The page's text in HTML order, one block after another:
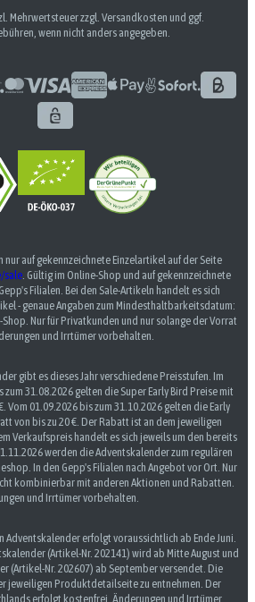
Mehrwertsteuer zzgl. Versandkosten und ggf.
wenn nicht anders angegeben.
nur auf gekennzeichnete Einzelartikel auf der Seite
sale . Gültig im Online-Shop und auf gekennzeichnete
Filialen. Bei den Sale-Artikeln handelt es sich
- genaue Angaben zum Mindesthaltbarkeitsdatum:
Nur für Privatkunden und nur solange der Vorrat
und Irrtümer vorbehalten.
gibt es dieses Jahr verschiedene Preisstufen. Im
31.08.2026 gelten die Super Early Bird Preise mit
Vom 01.09.2026 bis zum 31.10.2026 gelten die Early
von bis zu 20 €. Der Rabatt ist an dem jeweiligen
Verkaufspreis handelt es sich jeweils um den bereits
werden die Adventskalender zum regulären
In den Gepp's Filialen nach Angebot vor Ort. Nur
kombinierbar mit anderen Aktionen und Rabatten.
und Irrtümer vorbehalten.
Adventskalender erfolgt voraussichtlich ab Ende Juni.
(Artikel-Nr. 202141) wird ab Mitte August und
(Artikel-Nr. 202607) ab September versendet. Die
jeweiligen Produktdetailseite zu entnehmen. Der
erfolgt kostenfrei. Änderungen und Irrtümer